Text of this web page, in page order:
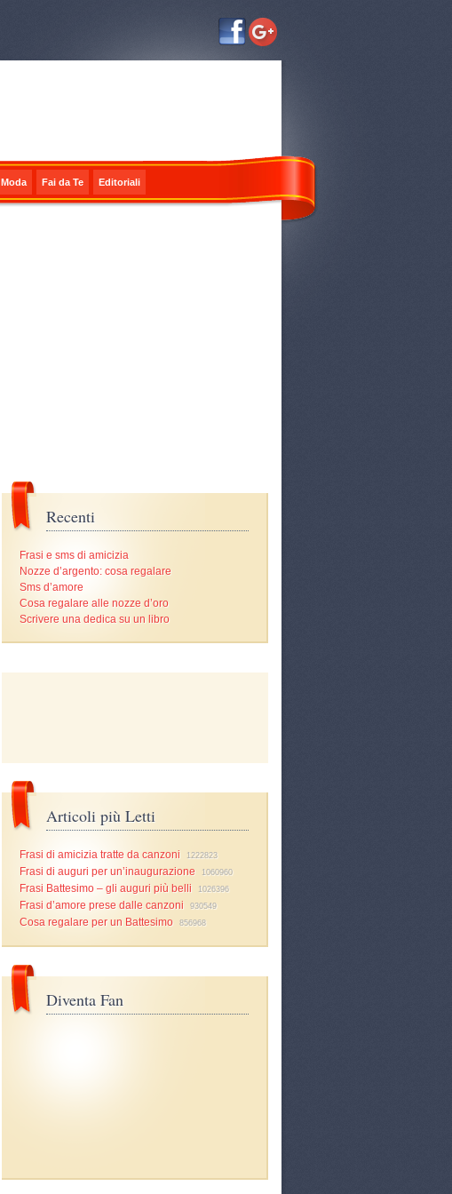
Moda Fai da Te Editoriali
Recenti
Frasi e sms di amicizia
Nozze d’argento: cosa regalare
Sms d’amore
Cosa regalare alle nozze d’oro
Scrivere una dedica su un libro
Articoli più Letti
Frasi di amicizia tratte da canzoni 1222823
Frasi di auguri per un’inaugurazione 1060960
Frasi Battesimo – gli auguri più belli 1026396
Frasi d’amore prese dalle canzoni 930549
Cosa regalare per un Battesimo 856968
Diventa Fan